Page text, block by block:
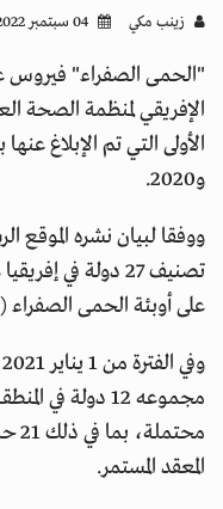
زينب مكي
"الحمى الصفراء" فيروس
الإفريقي لمنظمة الصحة
و2020.
ووفقا لبيان نشره الموقع
تصنيف 27 دولة في
على أوبئة الحمى الصفراء (EYE) العالمية.
المعقد المستمر.